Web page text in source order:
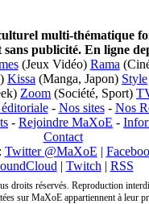
multi-thématique
publicité. En ligne
(Jeux Vidéo) Rama
Kissa (Manga, Japon) Style
Zoom (Société, Sport)
- Nos sites- Nos
- Rejoindre MaXoE -
Contact
Twitter @MaXoE |
| Twitch | RSS
droits réservés. Reproduction
sur MaXoE appartiennent à leur